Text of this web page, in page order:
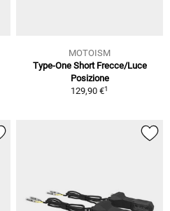
MOTOISM
Type-One Short Frecce/Luce
Posizione
129,90 €1